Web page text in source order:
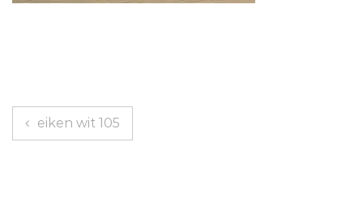
Berichtnavigatie
eiken wit 105